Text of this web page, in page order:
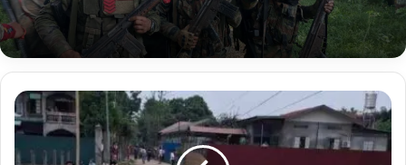
မေလ ၁၂ ရက်နေ့မှာတော့ အဲဒီစစ်ယာဉ်တန်းထဲက စစ်ကား အစီး
၁၀၀ ကျော် မြစ်ကြီးနားမြို့ထဲကို ဝင်ရောက်လာခဲ့ပြီး စစ်တပ်
ကြိုဆိုခဲ့ပါတယ်။
မြစ်ကြီးနားအထိ စစ်အင်အား၊ စက်လက်နက်ပစ္စည်းနဲ့ စားနပ်ရိက္ခာ
ရမ်
ပူ
ရပ်ကွက်
မှာ